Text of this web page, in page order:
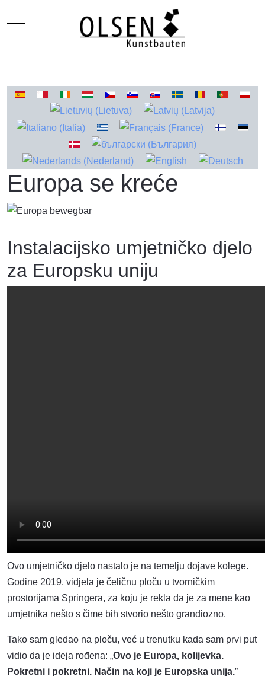
Mobile Menu Toggle
Odaberite svoj jezik
Europa se kreće
Instalacijsko umjetničko djelo
za Europsku uniju
Ovo umjetničko djelo nastalo je na temelju dojave kolege.
Godine 2019. vidjela je čeličnu ploču u tvorničkim
prostorijama Springera, za koju je rekla da je za mene kao
umjetnika nešto s čime bih stvorio nešto grandiozno.
Tako sam gledao na ploču, već u trenutku kada sam prvi put
vidio da je ideja rođena: „Ovo je Europa, kolijevka.
Pokretni i pokretni. Način na koji je Europska unija.”